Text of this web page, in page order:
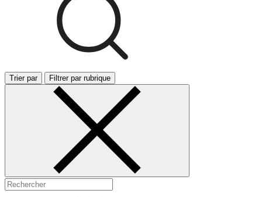
Trier par Filtrer par rubrique